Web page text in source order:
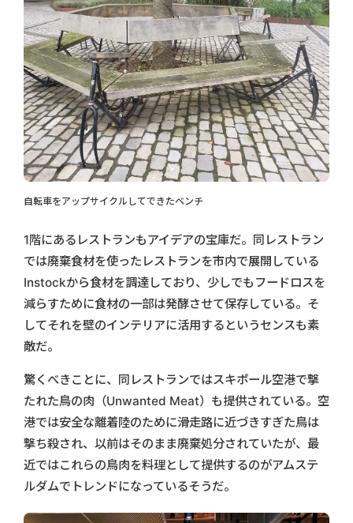
自転車をアップサイクルしてできたベンチ
1階にあるレストランもアイデアの宝庫だ。同レストラン
では廃棄食材を使ったレストランを市内で展開している
Instockから食材を調達しており、少しでもフードロスを
減らすために食材の一部は発酵させて保存している。そ
してそれを壁のインテリアに活用するというセンスも素
敵だ。
驚くべきことに、同レストランではスキポール空港で撃
たれた鳥の肉（Unwanted Meat）も提供されている。空
港では安全な離着陸のために滑走路に近づきすぎた鳥は
撃ち殺され、以前はそのまま廃棄処分されていたが、最
近ではこれらの鳥肉を料理として提供するのがアムステ
ルダムでトレンドになっているそうだ。